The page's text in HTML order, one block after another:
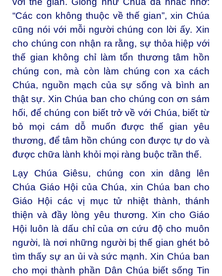
“Các con không thuộc về thế gian”, xin Chúa
cũng nói với mỗi người chúng con lời ấy. Xin
cho chúng con nhận ra rằng, sự thỏa hiệp với
thế gian không chỉ làm tổn thương tâm hồn
chúng con, mà còn làm chúng con xa cách
Chúa, nguồn mạch của sự sống và bình an
thật sự. Xin Chúa ban cho chúng con ơn sám
hối, để chúng con biết trở về với Chúa, biết từ
bỏ mọi cám dỗ muốn được thế gian yêu
thương, để tâm hồn chúng con được tự do và
được chữa lành khỏi mọi ràng buộc trần thế.
Lạy Chúa Giêsu, chúng con xin dâng lên
Chúa Giáo Hội của Chúa, xin Chúa ban cho
Giáo Hội các vị mục tử nhiệt thành, thánh
thiện và đầy lòng yêu thương. Xin cho Giáo
Hội luôn là dấu chỉ của ơn cứu độ cho muôn
người, là nơi những người bị thế gian ghét bỏ
tìm thấy sự an ủi và sức mạnh. Xin Chúa ban
cho mọi thành phần Dân Chúa biết sống Tin